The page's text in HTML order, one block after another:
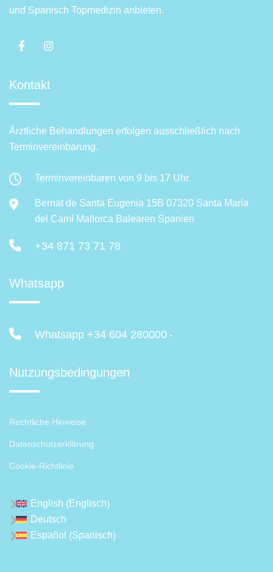
und Spanisch Topmedizin anbieten.
Kontakt
Ärztliche Behandlungen erfolgen ausschließlich nach
Terminvereinbarung.
Terminvereinbaren von 9 bis 17 Uhr.
Bernat de Santa Eugenia 15B 07320 Santa María
del Camí Mallorca Balearen Spanien
+34 871 73 71 78
Whatsapp
Whatsapp +34 604 280000 -
Nutzungsbedingungen
Rechtliche Hinweise
Datenschutzerklärung
Cookie-Richtlinie
English (Englisch)
Deutsch
Español (Spanisch)